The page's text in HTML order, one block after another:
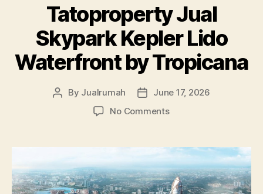
Tatoproperty Jual
Skypark Kepler Lido
Waterfront by Tropicana
Post
By Jualrumah
PostJune 17, 2026
No Commentson
Skypark
Kepler
Lido
Waterfront